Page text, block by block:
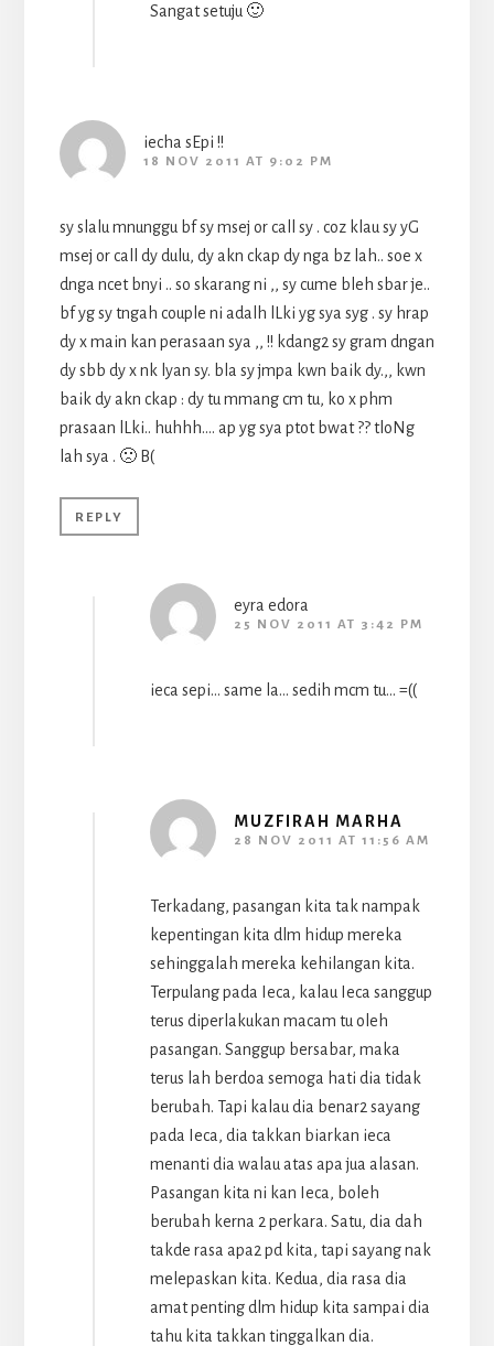
Sangat setuju 🙂
iecha sEpi !!
18 NOV 2011 AT 9:02 PM
sy slalu mnunggu bf sy msej or call sy . coz klau sy yG
msej or call dy dulu, dy akn ckap dy nga bz lah.. soe x
dnga ncet bnyi .. so skarang ni ,, sy cume bleh sbar je..
bf yg sy tngah couple ni adalh lLki yg sya syg . sy hrap
dy x main kan perasaan sya ,, !! kdang2 sy gram dngan
dy sbb dy x nk lyan sy. bla sy jmpa kwn baik dy.,, kwn
baik dy akn ckap : dy tu mmang cm tu, ko x phm
prasaan lLki.. huhhh…. ap yg sya ptot bwat ?? tloNg
lah sya . 🙁 B(
REPLY
eyra edora
25 NOV 2011 AT 3:42 PM
ieca sepi… same la… sedih mcm tu… =((
MUZFIRAH MARHA
28 NOV 2011 AT 11:56 AM
Terkadang, pasangan kita tak nampak
kepentingan kita dlm hidup mereka
sehinggalah mereka kehilangan kita.
Terpulang pada Ieca, kalau Ieca sanggup
terus diperlakukan macam tu oleh
pasangan. Sanggup bersabar, maka
terus lah berdoa semoga hati dia tidak
berubah. Tapi kalau dia benar2 sayang
pada Ieca, dia takkan biarkan ieca
menanti dia walau atas apa jua alasan.
Pasangan kita ni kan Ieca, boleh
berubah kerna 2 perkara. Satu, dia dah
takde rasa apa2 pd kita, tapi sayang nak
melepaskan kita. Kedua, dia rasa dia
amat penting dlm hidup kita sampai dia
tahu kita takkan tinggalkan dia.